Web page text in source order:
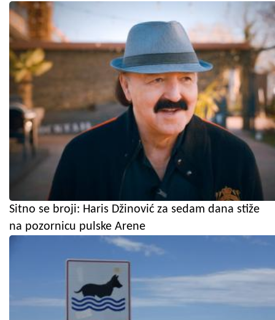
Sitno se broji: Haris Džinović za sedam dana stiže
na pozornicu pulske Arene